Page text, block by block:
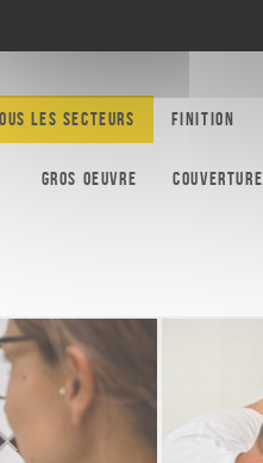
les secteurs Finition
Gros oeuvre Couverture